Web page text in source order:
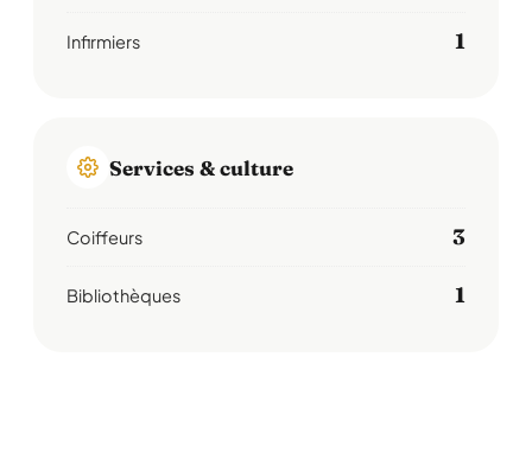
Infirmiers 1
Services & culture
Coiffeurs 3
Bibliothèques 1